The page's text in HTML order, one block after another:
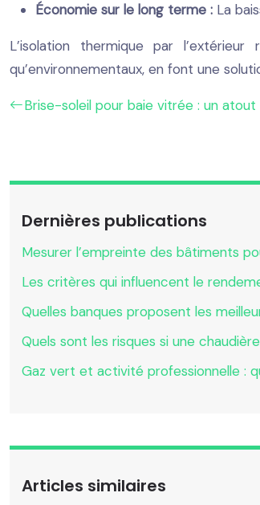
Économie sur le long terme : La
L’isolation thermique par
qu’environnementaux, en font une
Brise-soleil pour baie vitrée : un
Dernières publications
Mesurer l’empreinte des bâtiments
Les critères qui influencent le
Quelles banques proposent les
Quels sont les risques si une
Gaz vert et activité professionnelle :
Articles similaires